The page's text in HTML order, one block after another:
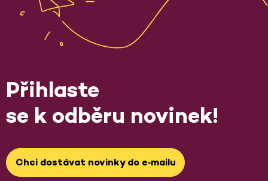
Přihlaste
se k odběru novinek!
Chci dostávat novinky do e‑mailu